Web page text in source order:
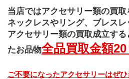
当店ではアクセサリー類の買取
ネックレスやリング、ブレスレ
アクセサリー類の買取成立す
たお品物全品買取金額20
ご不要になったアクセサリーはぜ